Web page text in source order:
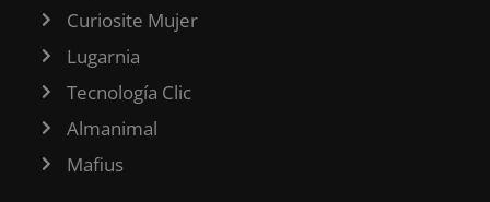
Curiosite Mujer
Lugarnia
Tecnología Clic
Almanimal
Mafius